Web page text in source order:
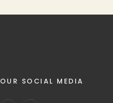
OUR SOCIAL MEDIA